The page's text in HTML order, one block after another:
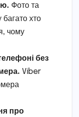
Фото та
багато хто
чому
без
Viber
про